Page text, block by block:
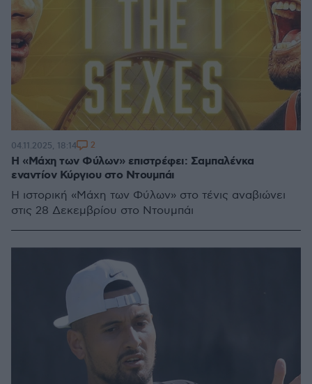
Η «Μάχη των Φύλων» επιστρέφει: Σαμπαλένκα
εναντίον Κύργιου στο Ντουμπάι
Η ιστορική «Μάχη των Φύλων» στο τένις αναβιώνει
στις 28 Δεκεμβρίου στο Ντουμπάι
04.11.2025, 18:14 2